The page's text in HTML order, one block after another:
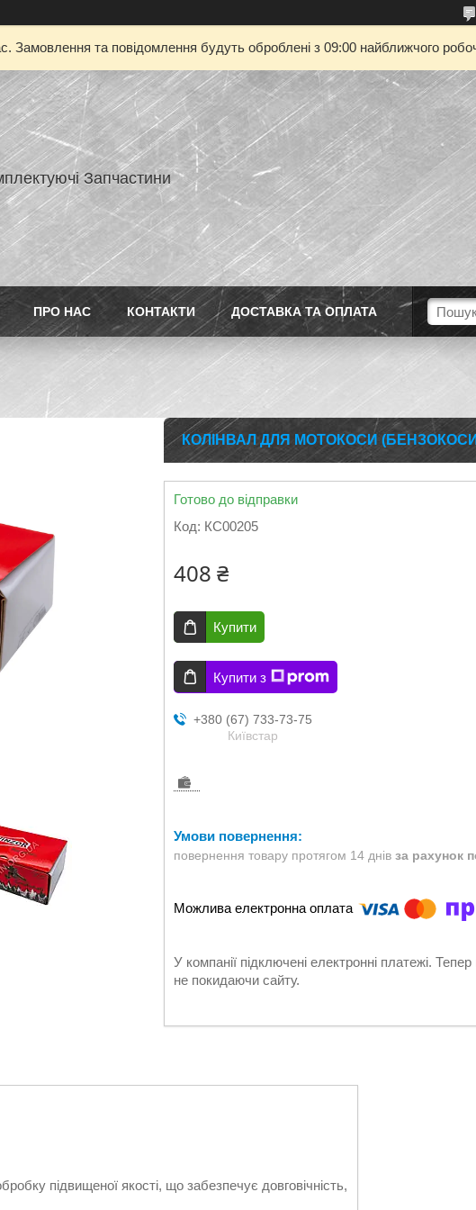
Замовлення та повідомлення будуть оброблені з 09:00 найближчого
Запчастини
ПРО НАС КОНТАКТИ ДОСТАВКА ТА ОПЛАТА
КОЛІНВАЛ ДЛЯ МОТОКОСИ (БЕНЗОКОСИ)
Готово до відправки
Код: КС00205
408 ₴
Купити
Купити з
+380 (67) 733-73-75
Київстар
повернення товару протягом 14 днів за рахунок
У компанії підключені електронні платежі.
не покидаючи сайту.
підвищеної якості, що забезпечує довговічність,